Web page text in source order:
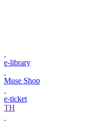
e-library
Muse Shop
e-ticket
TH